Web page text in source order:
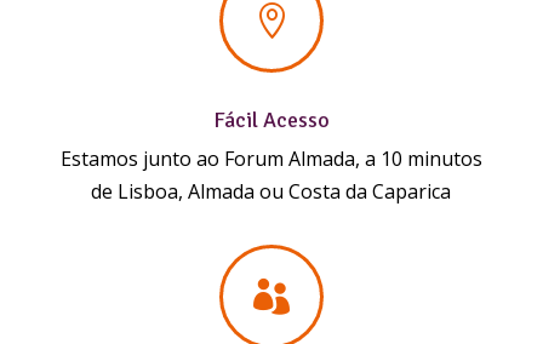

Fácil Acesso
Estamos junto ao Forum Almada, a 10 minutos
de Lisboa, Almada ou Costa da Caparica
